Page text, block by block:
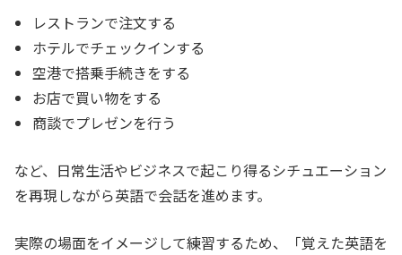
レストランで注文する
ホテルでチェックインする
空港で搭乗手続きをする
お店で買い物をする
商談でプレゼンを行う
など、日常生活やビジネスで起こり得るシチュエーション
を再現しながら英語で会話を進めます。
実際の場面をイメージして練習するため、「覚えた英語を